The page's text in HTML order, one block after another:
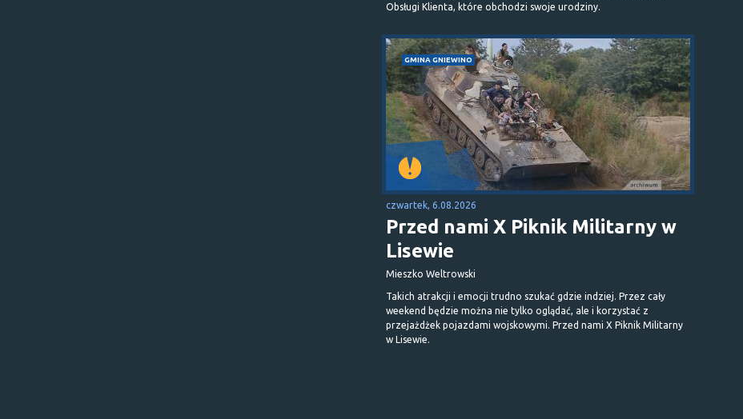
Obsługi Klienta, które obchodzi swoje urodziny.
GMINA GNIEWINO
czwartek, 6.08.2026
Przed nami X Piknik Militarny w
Lisewie
Mieszko Weltrowski
Takich atrakcji i emocji trudno szukać gdzie indziej. Przez cały
weekend będzie można nie tylko oglądać, ale i korzystać z
przejażdżek pojazdami wojskowymi. Przed nami X Piknik Militarny
w Lisewie.